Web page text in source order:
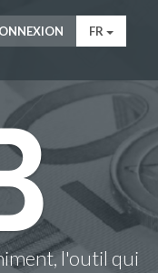
FR
l'outil qui